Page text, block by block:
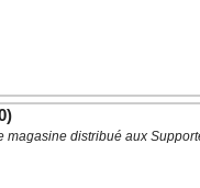
magasine distribué aux